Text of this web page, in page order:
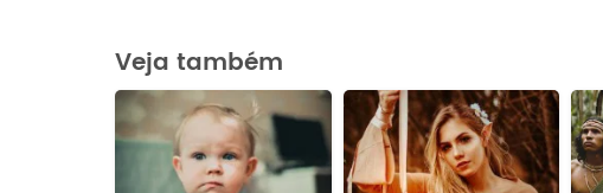
Este conteúdo contém informação incorreta
Este conteúdo não tem a informação que procuro
Outro
Veja também